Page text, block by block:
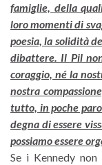
famiglie, della
loro momenti di
poesia, la solidità
dibattere. Il Pil
coraggio, né la
nostra
tutto, in poche
degna di essere
possiamo essere
Se i Kennedy